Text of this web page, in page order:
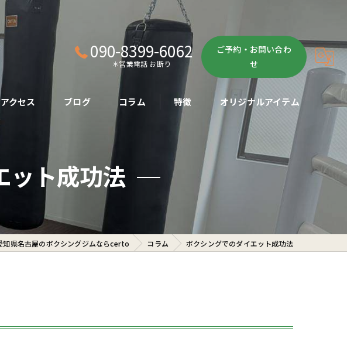
090-8399-6062
＊営業電話 お断り
ご予約・お問い合わ
せ
アクセス ブログ コラム 特徴
ボクササイズ
パーソナル
ボディメイク
初心者
ダイエット
オリジナルアイテム
ット成功法
知県名古屋のボクシングジムならcerto コラム ボクシングでのダイエット成功法